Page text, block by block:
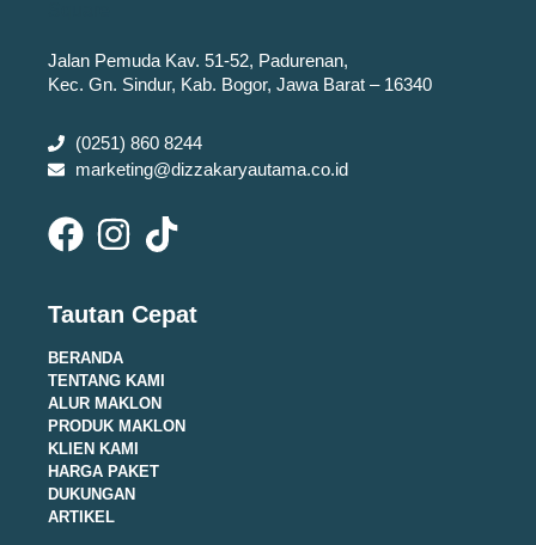
Jalan Pemuda Kav. 51-52, Padurenan,
Kec. Gn. Sindur, Kab. Bogor, Jawa Barat – 16340
(0251) 860 8244
marketing@dizzakaryautama.co.id
Tautan Cepat
BERANDA
TENTANG KAMI
ALUR MAKLON
PRODUK MAKLON
KLIEN KAMI
HARGA PAKET
DUKUNGAN
ARTIKEL